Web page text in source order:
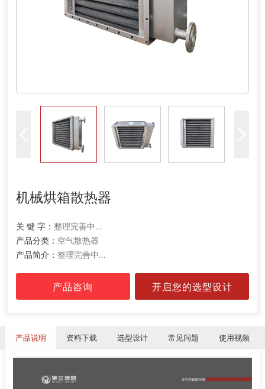
机械烘箱散热器
关 键 字： 整理完善中...
产品分类： 空气散热器
产品简介： 整理完善中...
产品咨询 开启您的选型设计
产品说明 资料下载 选型设计 常见问题 使用视频